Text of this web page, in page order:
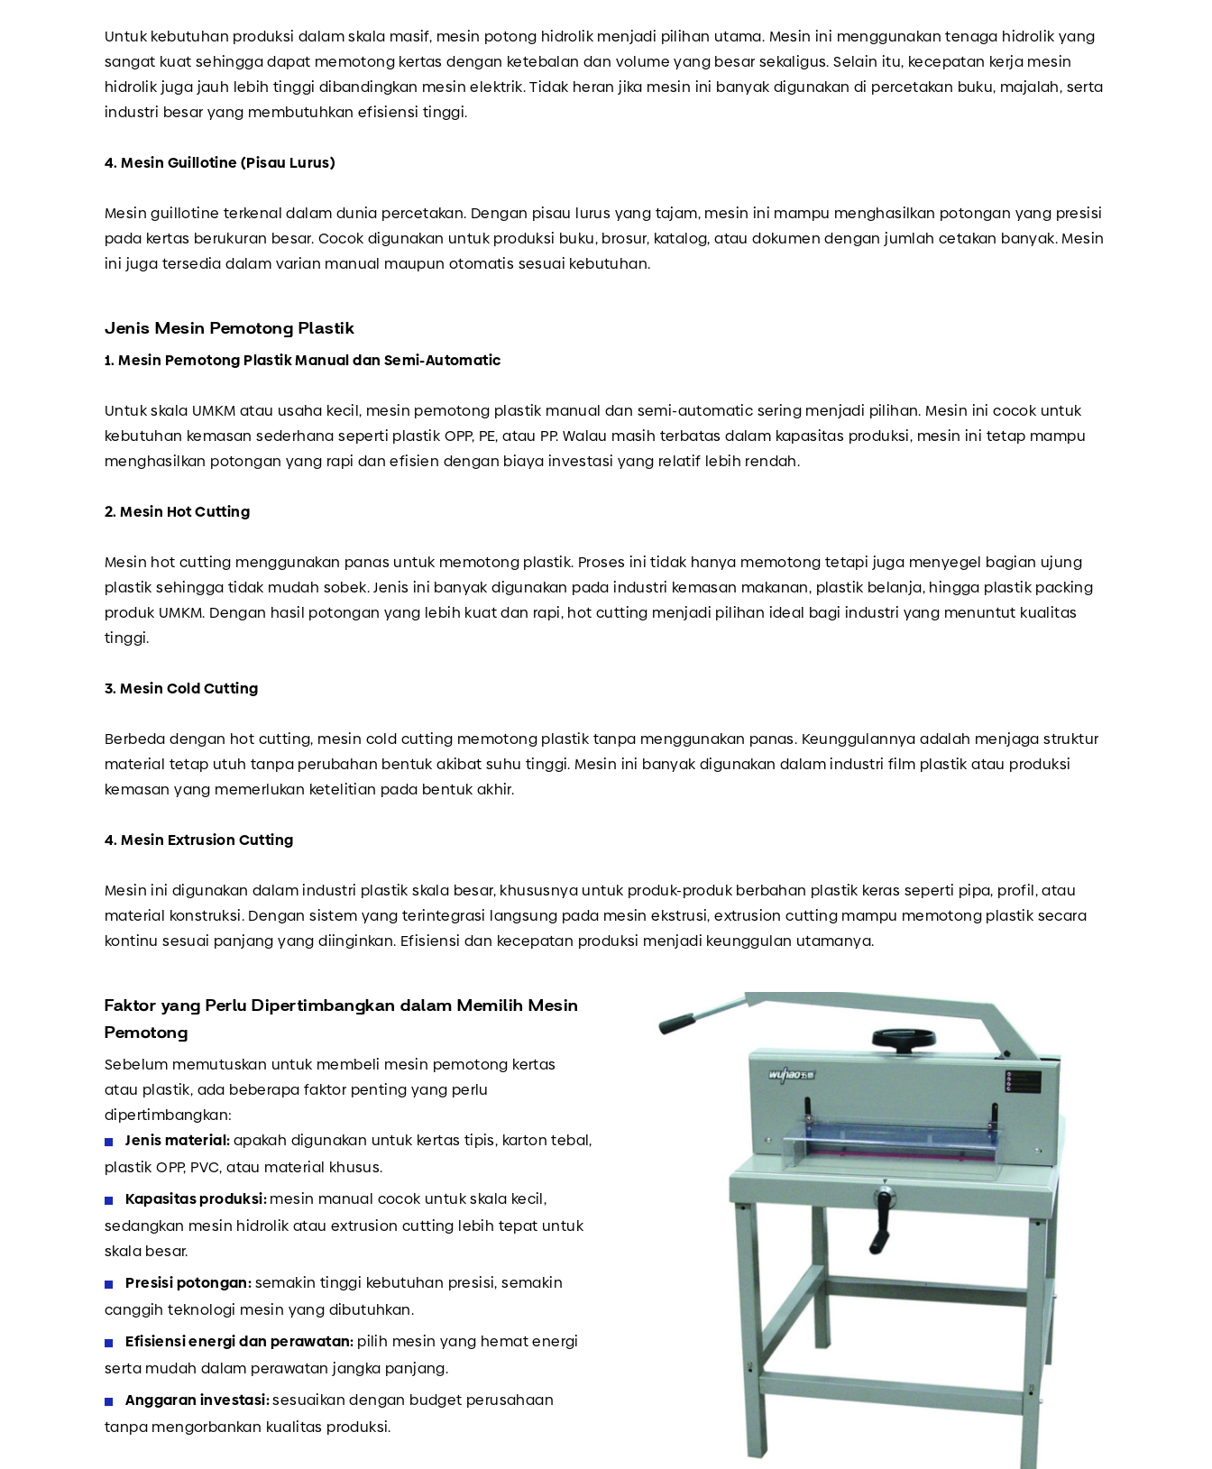
Untuk kebutuhan produksi dalam skala masif, mesin potong hidrolik menjadi pilihan utama. Mesin ini menggunakan tenaga hidrolik yang
sangat kuat sehingga dapat memotong kertas dengan ketebalan dan volume yang besar sekaligus. Selain itu, kecepatan kerja mesin
hidrolik juga jauh lebih tinggi dibandingkan mesin elektrik. Tidak heran jika mesin ini banyak digunakan di percetakan buku, majalah, serta
industri besar yang membutuhkan efisiensi tinggi.
4. Mesin Guillotine (Pisau Lurus)
Mesin guillotine terkenal dalam dunia percetakan. Dengan pisau lurus yang tajam, mesin ini mampu menghasilkan potongan yang presisi
pada kertas berukuran besar. Cocok digunakan untuk produksi buku, brosur, katalog, atau dokumen dengan jumlah cetakan banyak. Mesin
ini juga tersedia dalam varian manual maupun otomatis sesuai kebutuhan.
Jenis Mesin Pemotong Plastik
1. Mesin Pemotong Plastik Manual dan Semi-Automatic
Untuk skala UMKM atau usaha kecil, mesin pemotong plastik manual dan semi-automatic sering menjadi pilihan. Mesin ini cocok untuk
kebutuhan kemasan sederhana seperti plastik OPP, PE, atau PP. Walau masih terbatas dalam kapasitas produksi, mesin ini tetap mampu
menghasilkan potongan yang rapi dan efisien dengan biaya investasi yang relatif lebih rendah.
2. Mesin Hot Cutting
Mesin hot cutting menggunakan panas untuk memotong plastik. Proses ini tidak hanya memotong tetapi juga menyegel bagian ujung
plastik sehingga tidak mudah sobek. Jenis ini banyak digunakan pada industri kemasan makanan, plastik belanja, hingga plastik packing
produk UMKM. Dengan hasil potongan yang lebih kuat dan rapi, hot cutting menjadi pilihan ideal bagi industri yang menuntut kualitas
tinggi.
3. Mesin Cold Cutting
Berbeda dengan hot cutting, mesin cold cutting memotong plastik tanpa menggunakan panas. Keunggulannya adalah menjaga struktur
material tetap utuh tanpa perubahan bentuk akibat suhu tinggi. Mesin ini banyak digunakan dalam industri film plastik atau produksi
kemasan yang memerlukan ketelitian pada bentuk akhir.
4. Mesin Extrusion Cutting
Mesin ini digunakan dalam industri plastik skala besar, khususnya untuk produk-produk berbahan plastik keras seperti pipa, profil, atau
material konstruksi. Dengan sistem yang terintegrasi langsung pada mesin ekstrusi, extrusion cutting mampu memotong plastik secara
kontinu sesuai panjang yang diinginkan. Efisiensi dan kecepatan produksi menjadi keunggulan utamanya.
Faktor yang Perlu Dipertimbangkan dalam Memilih Mesin
Pemotong
Sebelum memutuskan untuk membeli mesin pemotong kertas
atau plastik, ada beberapa faktor penting yang perlu
dipertimbangkan:
Jenis material:apakah digunakan untuk kertas tipis, karton tebal,
plastik OPP, PVC, atau material khusus.
Kapasitas produksi:mesin manual cocok untuk skala kecil,
sedangkan mesin hidrolik atau extrusion cutting lebih tepat untuk
skala besar.
Presisi potongan:semakin tinggi kebutuhan presisi, semakin
canggih teknologi mesin yang dibutuhkan.
Efisiensi energi dan perawatan: pilih mesin yang hemat energi
serta mudah dalam perawatan jangka panjang.
Anggaran investasi:sesuaikan dengan budget perusahaan
tanpa mengorbankan kualitas produksi.